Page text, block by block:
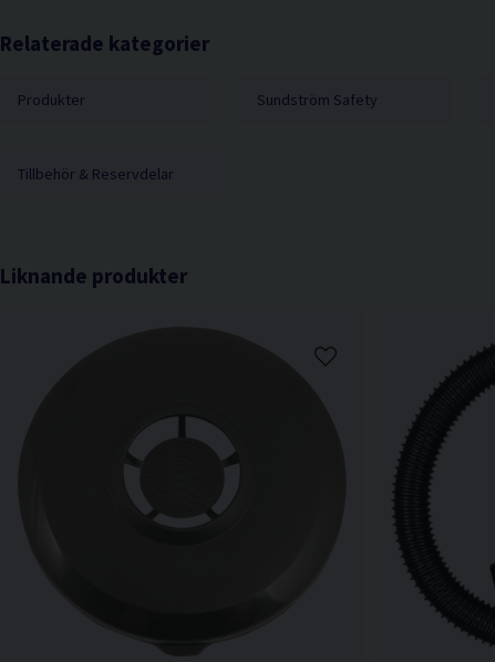
Relaterade kategorier
Produkter Sundström Safety
Tillbehör & Reservdelar
Liknande produkter